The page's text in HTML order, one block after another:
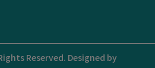
Reserved. Designed by